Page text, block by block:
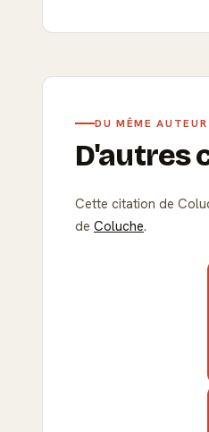
DU MÊME AUTEUR
D'autres
Cette citation de
de Coluche.